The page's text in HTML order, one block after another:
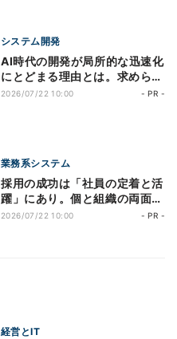
システム開発
AI時代の開発が局所的な迅速化
にとどまる理由とは。求められ
る統合デリバリー・システムの
2026/07/22 10:00 - PR -
業務系システム
採用の成功は「社員の定着と活
躍」にあり。個と組織の両面か
ら支えるタレントマネジメント
2026/07/22 10:00 - PR -
経営とIT